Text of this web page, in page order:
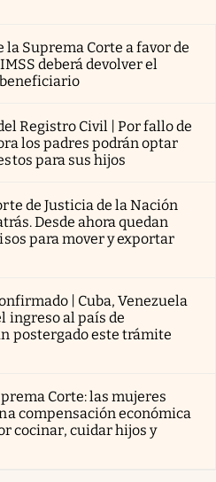
la Suprema Corte a favor de
deberá devolver el
Registro Civil | Por fallo de
los padres podrán optar
para sus hijos
de Justicia de la Nación
Desde ahora quedan
para mover y exportar
| Cuba, Venezuela
ingreso al país de
postergado este trámite
Corte: las mujeres
compensación económica
cocinar, cuidar hijos y